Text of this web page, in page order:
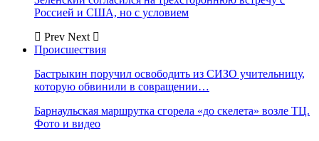
Россией и США, но с условием
Prev Next
Происшествия
Бастрыкин поручил освободить из СИЗО учительницу,
которую обвинили в совращении…
Барнаульская маршрутка сгорела «до скелета» возле ТЦ.
Фото и видео